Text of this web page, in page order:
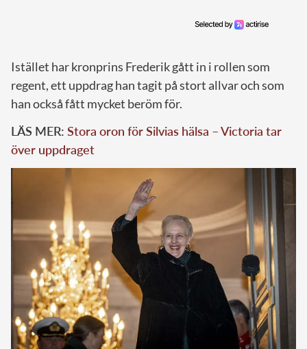
Istället har kronprins Frederik gått in i rollen som
regent, ett uppdrag han tagit på stort allvar och som
han också fått mycket beröm för.
LÄS MER: Stora oron för Silvias hälsa – Victoria tar
över uppdraget